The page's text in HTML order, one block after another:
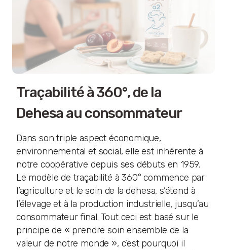
Traçabilité à 360°, de la
Dehesa au consommateur
Dans son triple aspect économique,
environnemental et social, elle est inhérente à
notre coopérative depuis ses débuts en 1959.
Le modèle de traçabilité à 360° commence par
l’agriculture et le soin de la dehesa, s’étend à
l’élevage et à la production industrielle, jusqu’au
consommateur final. Tout ceci est basé sur le
principe de « prendre soin ensemble de la
valeur de notre monde », c’est pourquoi il